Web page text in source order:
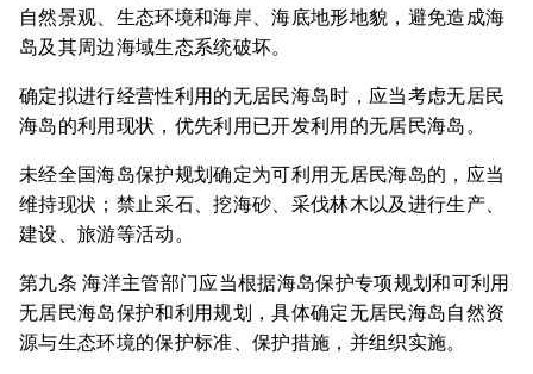
自然景观、生态环境和海岸、海底地形地貌，避免造成海
岛及其周边海域生态系统破坏。
确定拟进行经营性利用的无居民海岛时，应当考虑无居民
海岛的利用现状，优先利用已开发利用的无居民海岛。
未经全国海岛保护规划确定为可利用无居民海岛的，应当
维持现状；禁止采石、挖海砂、采伐林木以及进行生产、
建设、旅游等活动。
第九条 海洋主管部门应当根据海岛保护专项规划和可利用
无居民海岛保护和利用规划，具体确定无居民海岛自然资
源与生态环境的保护标准、保护措施，并组织实施。